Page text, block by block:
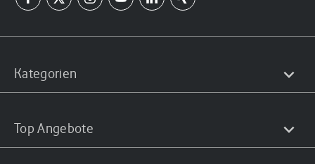
Kategorien
Top Angebote